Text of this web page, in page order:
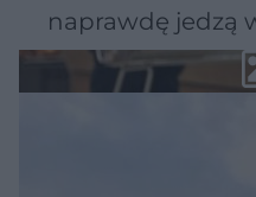
naprawdę jedzą